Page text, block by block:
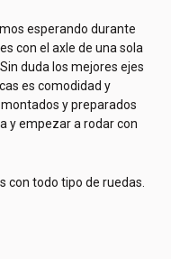
esperando durante
con el axle de una sola
duda los mejores ejes
es comodidad y
y preparados
y empezar a rodar con
con todo tipo de ruedas.